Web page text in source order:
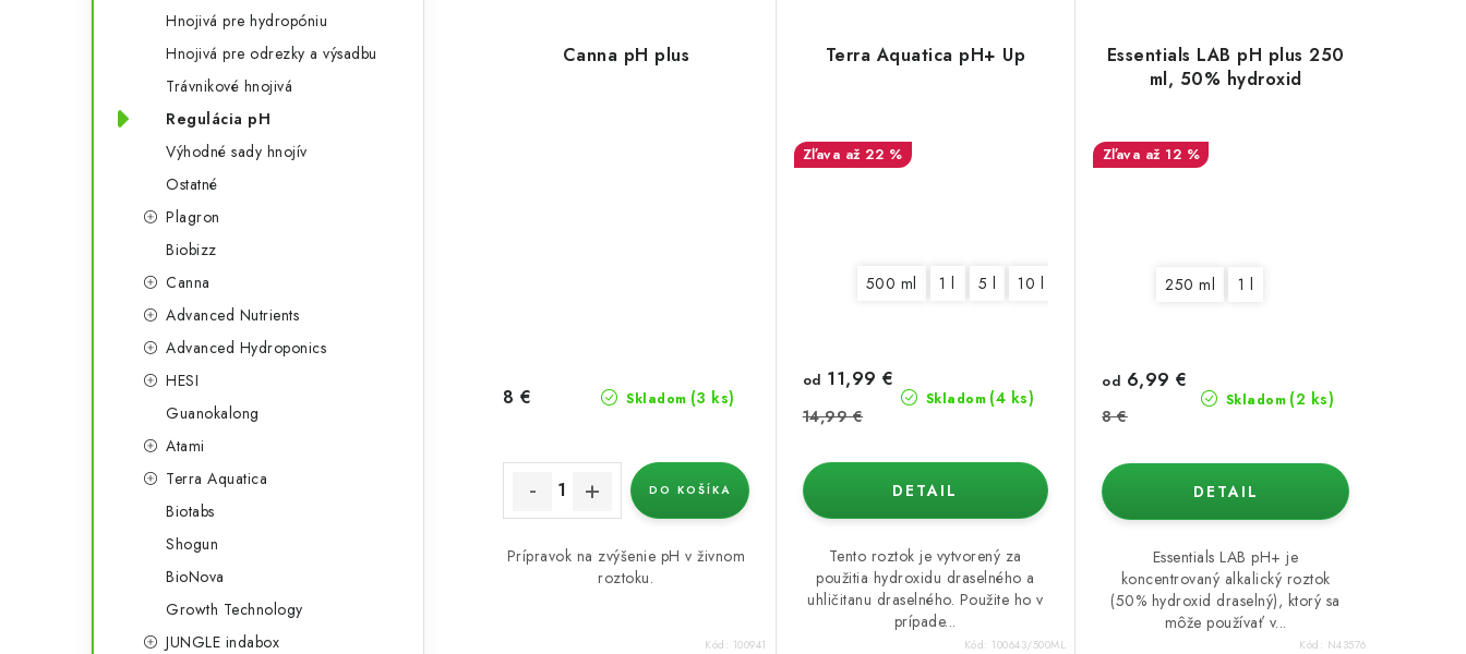
Hnojivá pre hydropóniu
Hnojivá pre odrezky a výsadbu
Trávnikové hnojivá
Regulácia pH
Výhodné sady hnojív
Ostatné
Plagron
Biobizz
Canna
Advanced Nutrients
Advanced Hydroponics
HESI
Guanokalong
Atami
Terra Aquatica
Biotabs
Shogun
BioNova
Growth Technology
JUNGLE indabox
Canna pH plus
Skladom (3 ks)
8 €
DO KOŠÍKA
Prípravok na zvýšenie pH v živnom
roztoku.
Kód: 100941
Terra Aquatica pH+ Up
až 22 %
500 ml 1 l 5 l 10 l
Skladom (4 ks)
od 11,99 €
14,99 €
DETAIL
Tento roztok je vytvorený za
použitia hydroxidu draselného a
uhličitanu draselného. Použite ho v
prípade...
Kód: 100643/500ML
Essentials LAB pH plus 250
ml, 50% hydroxid
až 12 %
250 ml 1 l
Skladom (2 ks)
od 6,99 €
8 €
DETAIL
Essentials LAB pH+ je
koncentrovaný alkalický roztok
(50% hydroxid draselný), ktorý sa
môže používať v...
Kód: N43576